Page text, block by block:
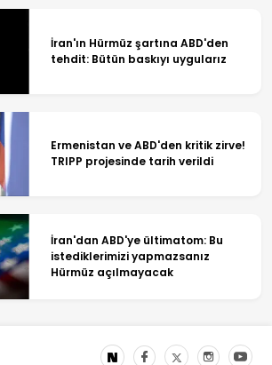
İran'ın Hürmüz şartına ABD'den
tehdit: Bütün baskıyı uygularız
Ermenistan ve ABD'den kritik zirve!
TRIPP projesinde tarih verildi
İran'dan ABD'ye ültimatom: Bu
istediklerimizi yapmazsanız
Hürmüz açılmayacak